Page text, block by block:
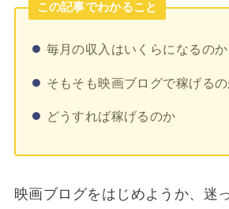
この記事でわかること
毎月の収入はいくらになるのか
そもそも映画ブログで稼げる
どうすれば稼げるのか
映画ブログをはじめようか、迷